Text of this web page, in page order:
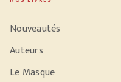
Nouveautés
Auteurs
Le Masque